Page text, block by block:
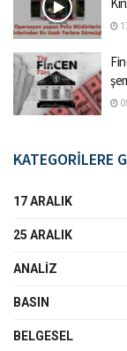
KATEGORİLERE
17 ARALIK
25 ARALIK
ANALIZ
BASIN
BELGESEL